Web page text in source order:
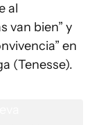
al
van bien” y
en
(Tenesse).